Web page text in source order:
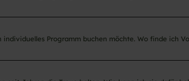
Programm buchen möchte. Wo finde ich